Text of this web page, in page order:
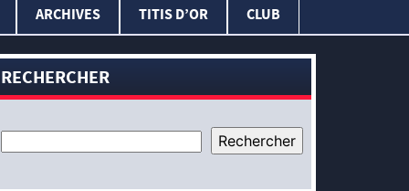
ARCHIVES TITIS D’OR CLUB
RECHERCHER